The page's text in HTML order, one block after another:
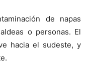
de napas
o personas. El
hacia el sudeste, y